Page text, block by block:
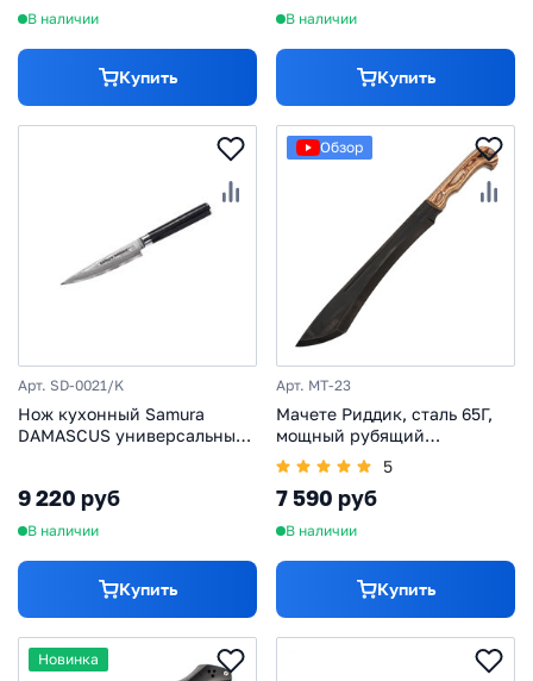
В наличии
Купить
В наличии
Купить
Арт. SD-0021/K
Нож кухонный Samura
DAMASCUS универсальный
9 220 руб
В наличии
Купить
Обзор
Арт. MT-23
Мачете Риддик, сталь 65Г,
мощный рубящий
инструмент, Ворсма
5
7 590 руб
В наличии
Купить
Новинка